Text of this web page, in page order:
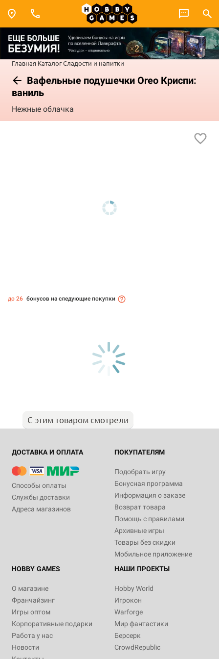
Главная КаталогСладости и напитки
Вафельные подушечки Oreo Криспи:
ваниль
Нежные облачка
до 26 бонусов на следующие покупки
С этим товаром смотрели
ДОСТАВКА И ОПЛАТА
Способы оплаты
Службы доставки
Адреса магазинов
ПОКУПАТЕЛЯМ
Подобрать игру
Бонусная программа
Информация о заказе
Возврат товара
Помощь с правилами
Архивные игры
Товары без скидки
Мобильное приложение
HOBBY GAMES
О магазине
Франчайзинг
Игры оптом
Корпоративные подарки
Работа у нас
Новости
НАШИ ПРОЕКТЫ
Hobby World
Игрокон
Warforge
Мир фантастики
Берсерк
CrowdRepublic